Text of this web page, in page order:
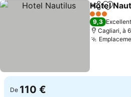
Partager
Hotel
3 Étoiles
9,3 Excellent
Cagliari, à
De 110 €